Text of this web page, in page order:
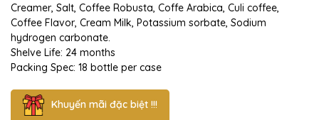
Creamer, Salt, Coffee Robusta, Coffe Arabica, Culi coffee,
Coffee Flavor, Cream Milk, Potassium sorbate, Sodium
hydrogen carbonate.
Shelve Life: 24 months
Packing Spec: 18 bottle per case
Khuyến mãi đặc biệt !!!